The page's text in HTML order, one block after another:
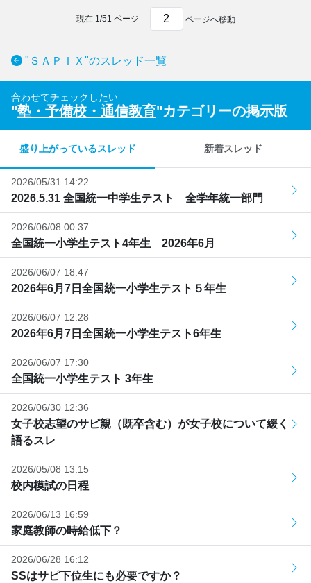
現在 1 /51 ページ ページへ移動
"ＳＡＰＩＸ"のスレッド一覧
合わせてチェックしたい
"塾・予備校・通信教育"カテゴリーの掲示版
盛り上がっているスレッド 新着スレッド
2026/05/31 14:22
2026.5.31 全国統一中学生テスト 全学年統一部門
2026/06/08 00:37
全国統一小学生テスト4年生 2026年6月
2026/06/07 18:47
2026年6月7日全国統一小学生テスト５年生
2026/06/07 12:28
2026年6月7日全国統一小学生テスト6年生
2026/06/07 17:30
全国統一小学生テスト 3年生
2026/06/30 12:36
女子校志望のサピ親（既卒含む）が女子校について緩く
語るスレ
2026/05/08 13:15
校内模試の日程
2026/06/13 16:59
家庭教師の時給低下？
2026/06/28 16:12
SSはサピ下位生にも必要ですか？